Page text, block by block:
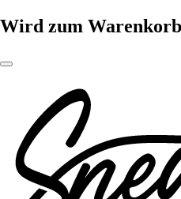
Wird zum